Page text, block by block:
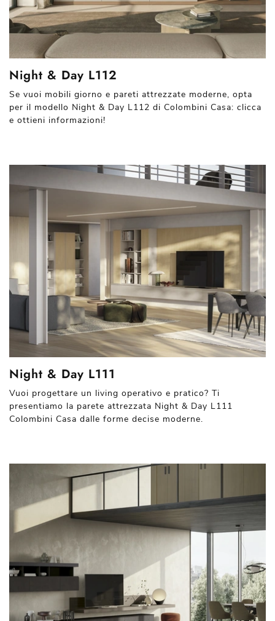
Night & Day L112
Se vuoi mobili giorno e pareti attrezzate moderne, opta
per il modello Night & Day L112 di Colombini Casa: clicca
e ottieni informazioni!
Night & Day L111
Vuoi progettare un living operativo e pratico? Ti
presentiamo la parete attrezzata Night & Day L111
Colombini Casa dalle forme decise moderne.